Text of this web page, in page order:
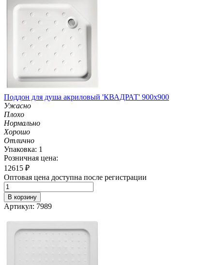
Поддон для душа акриловый 'КВАДРАТ' 900х900
Ужасно
Плохо
Нормально
Хорошо
Отлично
Упаковка: 1
Розничная цена:
12615 ₽
Оптовая цена доступна после регистрации
В корзину
Артикул: 7989